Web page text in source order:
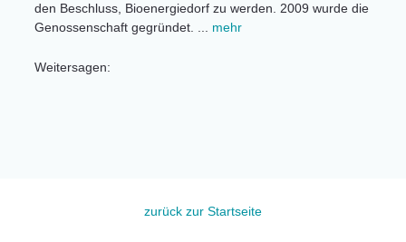
den Beschluss, Bioenergiedorf zu werden. 2009 wurde die
Genossenschaft gegründet. ... mehr
Weitersagen:
zurück zur Startseite